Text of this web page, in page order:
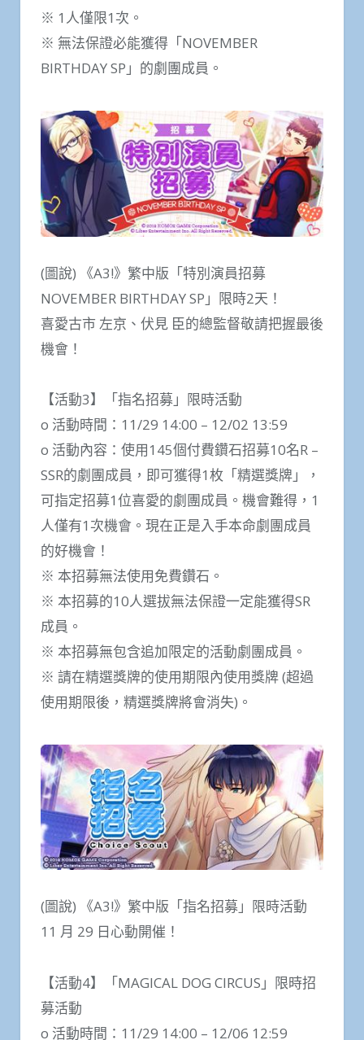
※ 1人僅限1次。
※ 無法保證必能獲得「NOVEMBER
BIRTHDAY SP」的劇團成員。
(圖說) 《A3!》繁中版「特別演員招募
NOVEMBER BIRTHDAY SP」限時2天！
喜愛古市 左京、伏見 臣的總監督敬請把握最後
機會！
【活動3】「指名招募」限時活動
o 活動時間：11/29 14:00 – 12/02 13:59
o 活動內容：使用145個付費鑽石招募10名R –
SSR的劇團成員，即可獲得1枚「精選獎牌」，
可指定招募1位喜愛的劇團成員。機會難得，1
人僅有1次機會。現在正是入手本命劇團成員
的好機會！
※ 本招募無法使用免費鑽石。
※ 本招募的10人選拔無法保證一定能獲得SR
成員。
※ 本招募無包含追加限定的活動劇團成員。
※ 請在精選獎牌的使用期限內使用獎牌 (超過
使用期限後，精選獎牌將會消失)。
(圖說) 《A3!》繁中版「指名招募」限時活動
11 月 29 日心動開催！
【活動4】「MAGICAL DOG CIRCUS」限時招
募活動
o 活動時間：11/29 14:00 – 12/06 12:59